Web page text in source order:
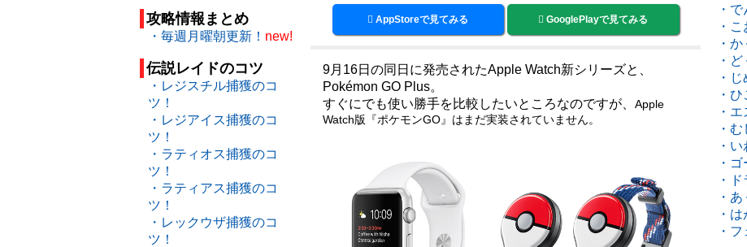
AppStoreで見てみる GooglePlayで見てみる
9月16日の同日に発売されたApple Watch新シリーズと、
Pokémon GO Plus。
すぐにでも使い勝手を比較したいところなのですが、 Apple
Watch版『ポケモンGO』はまだ実装されていません。
攻略情報まとめ
・毎週月曜朝更新！ new!
伝説レイドのコツ
・レジスチル捕獲のコ
ツ！
・レジアイス捕獲のコ
ツ！
・ラティオス捕獲のコ
ツ！
・ラティアス捕獲のコ
ツ！
・レックウザ捕獲のコ
ツ！
・
・こ
・
・ど
・
・ひ
・
・む
・い
・
・
・あ
・
・